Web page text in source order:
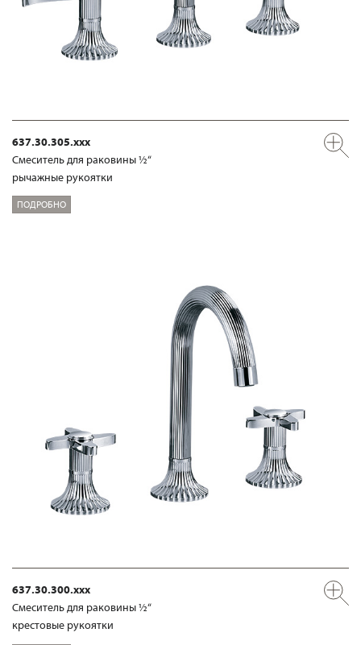
637.30.305.xxx
Смеситель для раковины ½“
рычажные рукоятки
ПОДРОБНО
637.30.300.xxx
Смеситель для раковины ½“
крестовые рукоятки